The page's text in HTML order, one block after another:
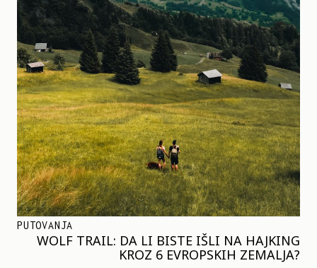
PUTOVANJA
WOLF TRAIL: DA LI BISTE IŠLI NA HAJKING
KROZ 6 EVROPSKIH ZEMALJA?